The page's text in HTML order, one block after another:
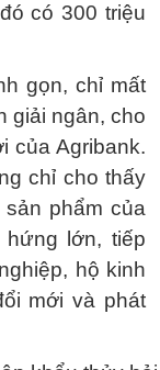
có 300 triệu
gọn, chỉ mất
giải ngân, cho
của Agribank.
chỉ cho thấy
phẩm của
lớn, tiếp
hộ kinh
mới và phát